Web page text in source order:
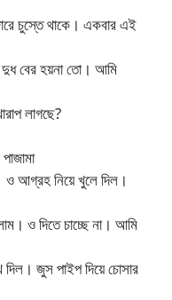
চুস্তে থাকে। একবার এই
বের হয়না তো। আমি
লাগছে?
ও আগ্রহ নিয়ে খুলে দিল।
ও দিতে চাচ্ছে না। আমি
দিল। জুস পাইপ দিয়ে চোসার